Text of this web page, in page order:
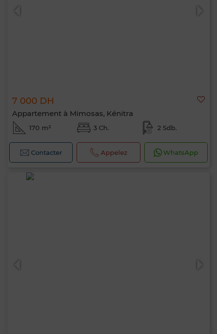
7 000 DH
Appartement à Mimosas, Kénitra
170 m² 3 Ch. 2 Sdb.
Contacter Appelez WhatsApp